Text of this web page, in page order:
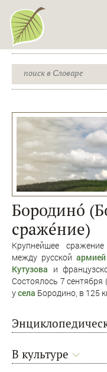
Бородинó
сраже́ние)
Крупнейшее
между русскойармией
Кутузова и
Состоялось 7 сентября
усела Бородино, в 125
В культуре